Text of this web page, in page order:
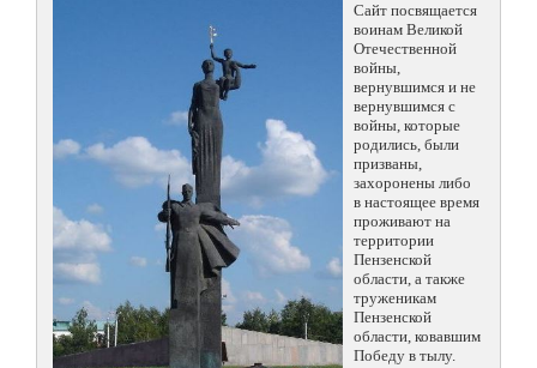
Сайт посвящается
воинам Великой
Отечественной
войны,
вернувшимся и не
вернувшимся с
войны, которые
родились, были
призваны,
захоронены либо
в настоящее время
проживают на
территории
Пензенской
области, а также
труженикам
Пензенской
области, ковавшим
Победу в тылу.